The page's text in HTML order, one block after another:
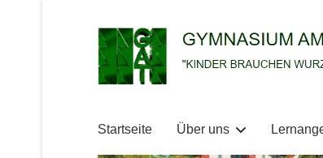
Startseite Über uns